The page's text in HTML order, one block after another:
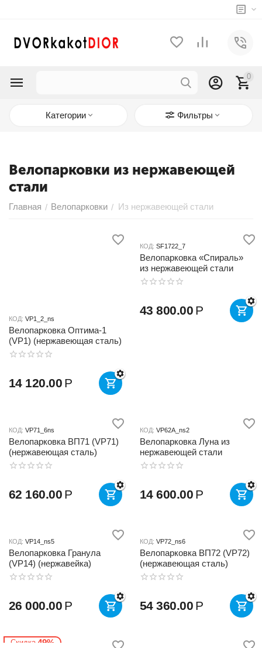
0
Категории Фильтры
Велопарковки из нержавеющей
стали
Главная / Велопарковки / Из нержавеющей стали
КОД: VP1_2_ns
Велопарковка Оптима-1
(VP1) (нержавеющая сталь)
14 120.00 Р
КОД: SF1722_7
Велопарковка «Спираль»
из нержавеющей стали
43 800.00 Р
КОД: VP71_6ns
Велопарковка ВП71 (VP71)
(нержавеющая сталь)
62 160.00 Р
КОД: VP62A_ns2
Велопарковка Луна из
нержавеющей стали
14 600.00 Р
КОД: VP14_ns5
Велопарковка Гранула
(VP14) (нержавейка)
26 000.00 Р
КОД: VP72_ns6
Велопарковка ВП72 (VP72)
(нержавеющая сталь)
54 360.00 Р
Скидка 49%